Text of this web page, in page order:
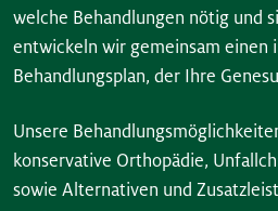
welche Behandlungen nötig und
entwickeln wir gemeinsam einen
Behandlungsplan, der Ihre
Unsere
konservative Orthopädie,
sowie Alternativen und